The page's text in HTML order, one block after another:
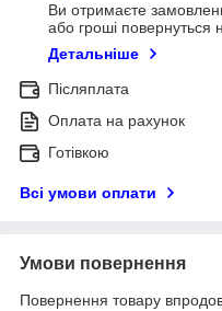
Ви отримаєте
або гроші повернуться
Детальніше
Післяплата
Оплата на рахунок
Готівкою
Всі умови оплати
Умови повернення
Повернення товару